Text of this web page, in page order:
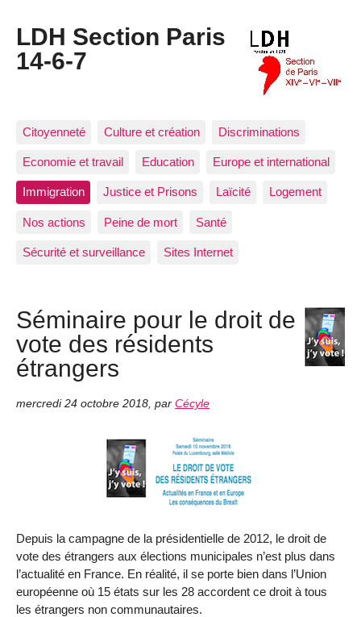
LDH Section Paris
14-6-7
Citoyenneté Culture et création Discriminations
Economie et travail Education Europe et international
Immigration Justice et Prisons Laïcité Logement
Nos actions Peine de mort Santé
Sécurité et surveillance Sites Internet
Séminaire pour le droit de
vote des résidents
étrangers
mercredi 24 octobre 2018, par Cécyle
Depuis la campagne de la présidentielle de 2012, le droit de
vote des étrangers aux élections municipales n’est plus dans
l’actualité en France. En réalité, il se porte bien dans l’Union
européenne où 15 états sur les 28 accordent ce droit à tous
les étrangers non communautaires.